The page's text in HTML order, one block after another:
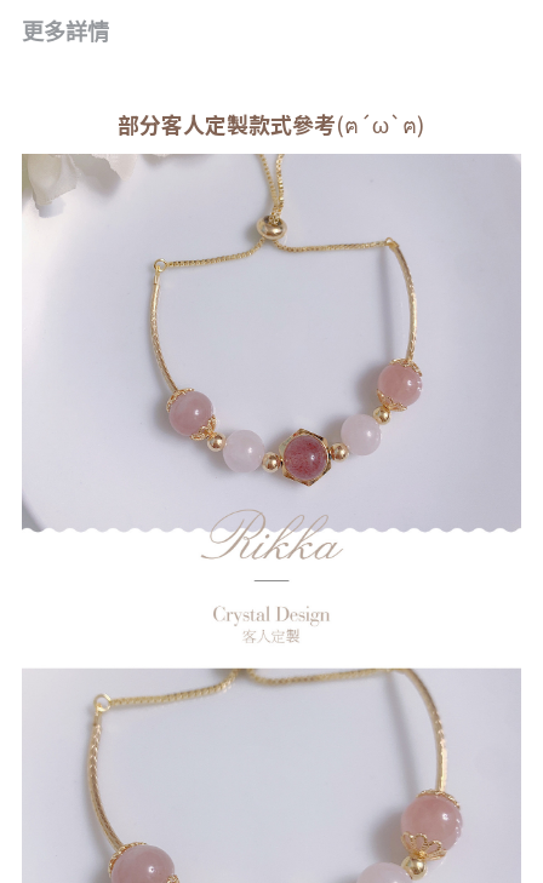
更多詳情
部分客人定製款式參考(ฅ´ω`ฅ)